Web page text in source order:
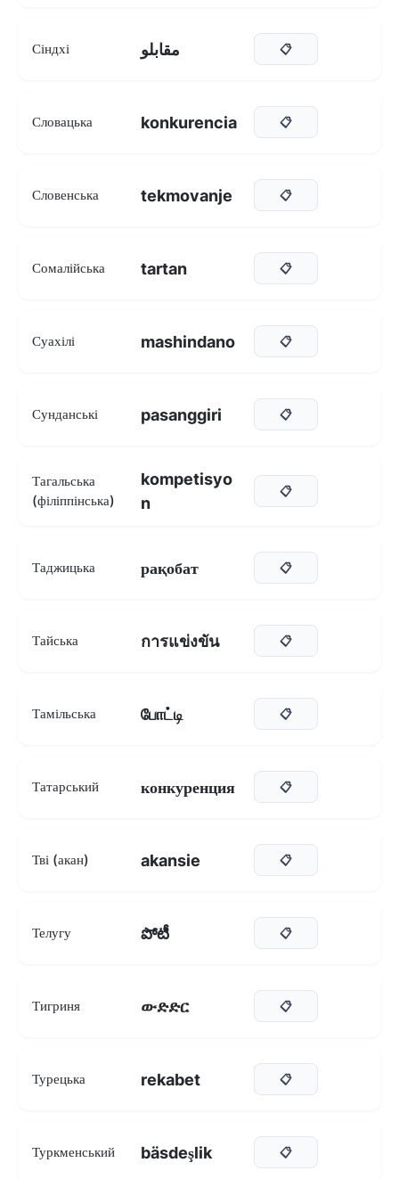
Сіндхі مقابلو 📋
Словацька konkurencia 📋
Словенська tekmovanje 📋
Сомалійська tartan 📋
Суахілі mashindano 📋
Сунданські pasanggiri 📋
Тагальська
(філіппінська)
kompetisyo
n
📋
Таджицька рақобат 📋
Тайська การแข่งขัน 📋
Тамільська போட்டி 📋
Татарський конкуренция 📋
Тві (акан) akansie 📋
Телугу పోటీ 📋
Тигриня ውድድር 📋
Турецька rekabet 📋
Туркменський bäsdeşlik 📋